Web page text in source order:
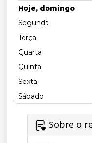
Hoje, domingo
Segunda
Terça
Quarta
Quinta
Sexta
Sábado
Sobre o